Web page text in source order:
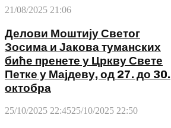
21/08/2025 21:06
Делови Моштију Светог
Зосима и Јакова туманских
биће пренете у Цркву Свете
Петке у Мајдеву, од 27. до 30.
октобра
25/10/2025 22:4525/10/2025 22:50